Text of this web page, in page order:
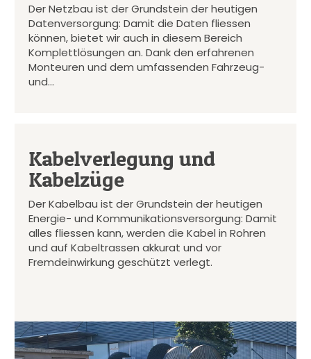
Der Netzbau ist der Grundstein der heutigen
Datenversorgung: Damit die Daten fliessen
können, bietet wir auch in diesem Bereich
Komplettlösungen an. Dank den erfahrenen
Monteuren und dem umfassenden Fahrzeug-
und…
Kabelverlegung und
Kabelzüge
Der Kabelbau ist der Grundstein der heutigen
Energie- und Kommunikationsversorgung: Damit
alles fliessen kann, werden die Kabel in Rohren
und auf Kabeltrassen akkurat und vor
Fremdeinwirkung geschützt verlegt.